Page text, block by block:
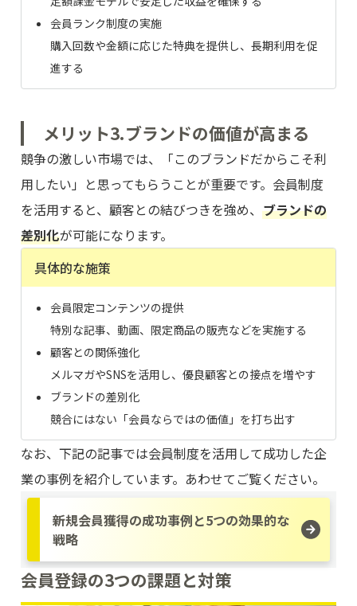
会員ランク制度の実施
購入回数や金額に応じた特典を提供し、長期利用を促
進する
メリット3.ブランドの価値が高まる
競争の激しい市場では、「このブランドだからこそ利
用したい」と思ってもらうことが重要です。会員制度
を活用すると、顧客との結びつきを強め、ブランドの
差別化が可能になります。
具体的な施策
会員限定コンテンツの提供
特別な記事、動画、限定商品の販売などを実施する
顧客との関係強化
メルマガやSNSを活用し、優良顧客との接点を増やす
ブランドの差別化
競合にはない「会員ならではの価値」を打ち出す
なお、下記の記事では会員制度を活用して成功した企
業の事例を紹介しています。あわせてご覧ください。
新規会員獲得の成功事例と5つの効果的な
戦略
会員登録の3つの課題と対策